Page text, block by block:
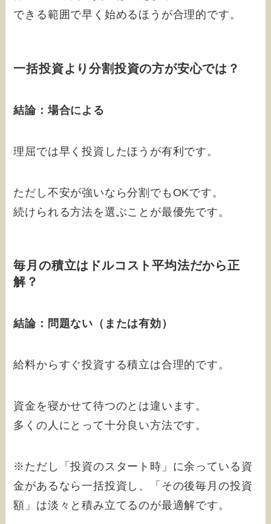
できる範囲で早く始めるほうが合理的です。
一括投資より分割投資の方が安心では？
結論：場合による
理屈では早く投資したほうが有利です。
ただし不安が強いなら分割でもOKです。
続けられる方法を選ぶことが最優先です。
毎月の積立はドルコスト平均法だから正
解？
結論：問題ない（または有効）
給料からすぐ投資する積立は合理的です。
資金を寝かせて待つのとは違います。
多くの人にとって十分良い方法です。
※ただし「投資のスタート時」に余っている資
金があるなら一括投資し、「その後毎月の投資
額」は淡々と積み立てるのが最適解です。